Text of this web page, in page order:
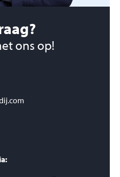
ons op!